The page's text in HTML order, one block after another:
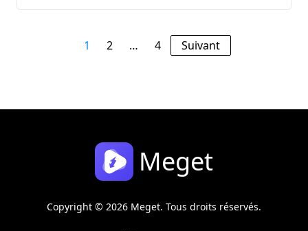
1 2 … 4 Suivant
Meget
Copyright © 2026 Meget. Tous droits réservés.